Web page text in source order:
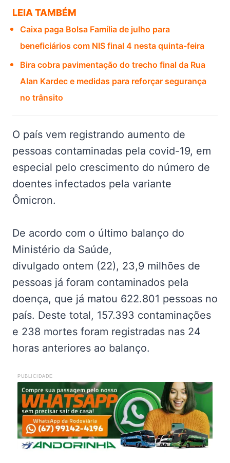
LEIA TAMBÉM
Caixa paga Bolsa Família de julho para
beneficiários com NIS final 4 nesta quinta-feira
Bira cobra pavimentação do trecho final da Rua
Alan Kardec e medidas para reforçar segurança
no trânsito
O país vem registrando aumento de
pessoas contaminadas pela covid-19, em
especial pelo crescimento do número de
doentes infectados pela variante
Ômicron.
De acordo com o último balanço do
Ministério da Saúde,
divulgado ontem (22), 23,9 milhões de
pessoas já foram contaminados pela
doença, que já matou 622.801 pessoas no
país. Deste total, 157.393 contaminações
e 238 mortes foram registradas nas 24
horas anteriores ao balanço.
PUBLICIDADE